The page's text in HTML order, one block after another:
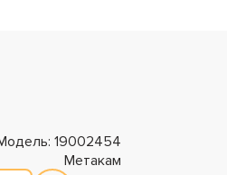
19002454
Метакам